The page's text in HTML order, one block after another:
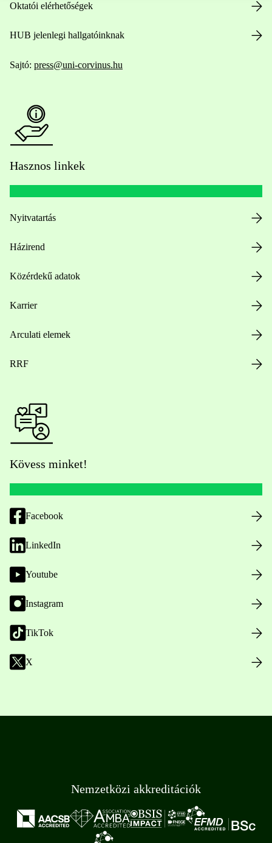
Oktatói elérhetőségek
HUB jelenlegi hallgatóinknak
Sajtó: press@uni-corvinus.hu
Hasznos linkek
Nyitvatartás
Házirend
Közérdekű adatok
Karrier
Arculati elemek
RRF
Kövess minket!
Facebook
LinkedIn
Youtube
Instagram
TikTok
X
Nemzetközi akkreditációk